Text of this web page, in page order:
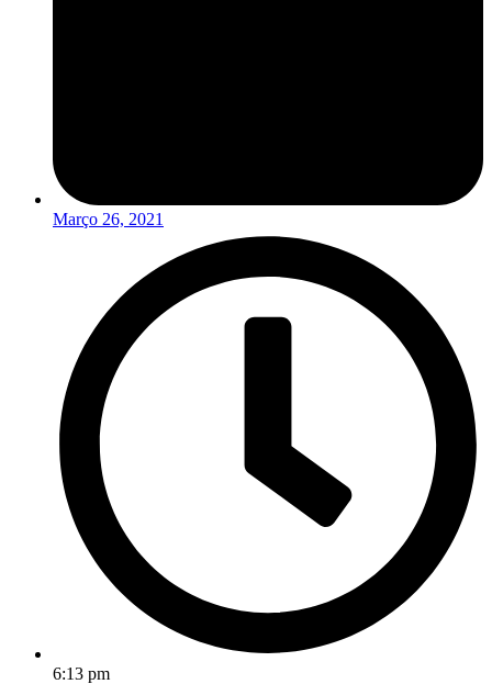
Março 26, 2021
6:13 pm